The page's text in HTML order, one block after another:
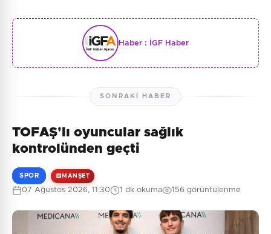
Haber : İGF Haber
SONRAKI HABER
TOFAŞ'lı oyuncular sağlık
kontrolünden geçti
SPOR MANŞET
07 Ağustos 2026, 11:30 1 dk okuma 156 görüntülenme